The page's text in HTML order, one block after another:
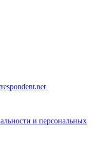
и персональных